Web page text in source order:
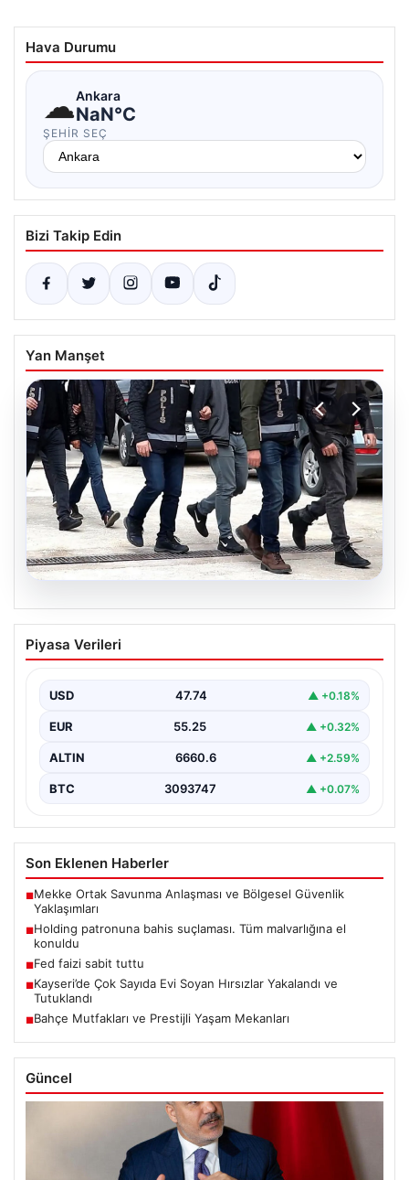
Hava Durumu
☁Ankara
NaN°C
ŞEHIR SEÇ
Bizi Takip Edin
Yan Manşet
07.08.2026
Holding patronuna bahis suçlaması.
Tüm malvarlığına el konuldu
Piyasa Verileri
USD 47.74 ▲ +0.18%
EUR 55.25 ▲ +0.32%
ALTIN 6660.6 ▲ +2.59%
BTC 3093747 ▲ +0.07%
Son Eklenen Haberler
■Mekke Ortak Savunma Anlaşması ve Bölgesel Güvenlik
Yaklaşımları
■Holding patronuna bahis suçlaması. Tüm malvarlığına el
konuldu
■Fed faizi sabit tuttu
■Kayseri’de Çok Sayıda Evi Soyan Hırsızlar Yakalandı ve
Tutuklandı
■Bahçe Mutfakları ve Prestijli Yaşam Mekanları
Güncel